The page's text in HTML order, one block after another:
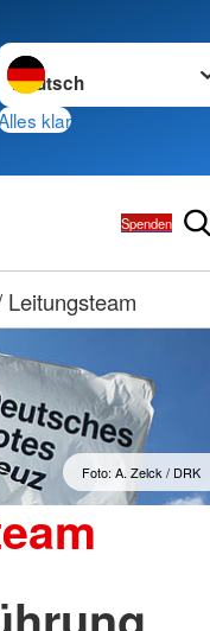
wechseln zu
klar
Spenden
Foto: A. Zelck / DRK